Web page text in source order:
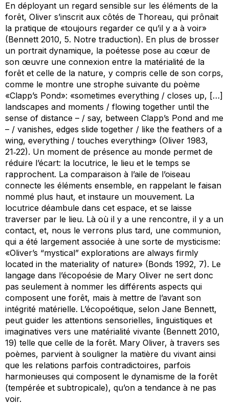
En déployant un regard sensible sur les éléments de la
forêt, Oliver s’inscrit aux côtés de Thoreau, qui prônait
la pratique de «toujours regarder ce qu’il y a à voir»
(Bennett 2010, 5. Notre traduction). En plus de brosser
un portrait dynamique, la poétesse pose au cœur de
son œuvre une connexion entre la matérialité de la
forêt et celle de la nature, y compris celle de son corps,
comme le montre une strophe suivante du poème
«Clapp’s Pond»: «sometimes everything / closes up, […]
landscapes and moments / flowing together until the
sense of distance – / say, between Clapp’s Pond and me
– / vanishes, edges slide together / like the feathers of a
wing, everything / touches everything» (Oliver 1983,
21‑22). Un moment de présence au monde permet de
réduire l’écart: la locutrice, le lieu et le temps se
rapprochent. La comparaison à l’aile de l’oiseau
connecte les éléments ensemble, en rappelant le faisan
nommé plus haut, et instaure un mouvement. La
locutrice déambule dans cet espace, et se laisse
traverser par le lieu. Là où il y a une rencontre, il y a un
contact, et, nous le verrons plus tard, une communion,
qui a été largement associée à une sorte de mysticisme:
«Oliver’s “mystical” explorations are always firmly
located in the materiality of nature» (Bonds 1992, 7). Le
langage dans l’écopoésie de Mary Oliver ne sert donc
pas seulement à nommer les différents aspects qui
composent une forêt, mais à mettre de l’avant son
intégrité matérielle. L’écopoétique, selon Jane Bennett,
peut guider les attentions sensorielles, linguistiques et
imaginatives vers une matérialité vivante (Bennett 2010,
19) telle que celle de la forêt. Mary Oliver, à travers ses
poèmes, parvient à souligner la matière du vivant ainsi
que les relations parfois contradictoires, parfois
harmonieuses qui composent le dynamisme de la forêt
(tempérée et subtropicale), qu’on a tendance à ne pas
voir.